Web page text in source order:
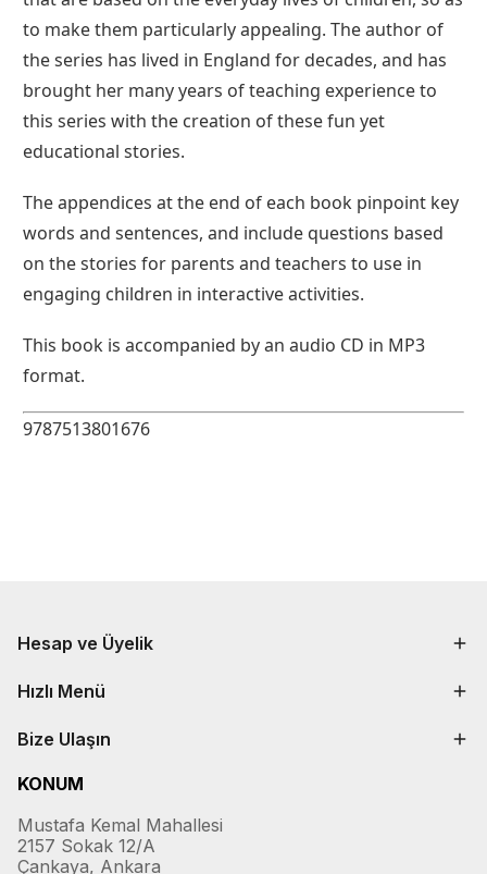
to make them particularly appealing. The author of
the series has lived in England for decades, and has
brought her many years of teaching experience to
this series with the creation of these fun yet
educational stories.
The appendices at the end of each book pinpoint key
words and sentences, and include questions based
on the stories for parents and teachers to use in
engaging children in interactive activities.
This book is accompanied by an audio CD in MP3
format.
9787513801676
Hesap ve Üyelik
Hızlı Menü
Bize Ulaşın
KONUM
Mustafa Kemal Mahallesi
2157 Sokak 12/A
Çankaya, Ankara